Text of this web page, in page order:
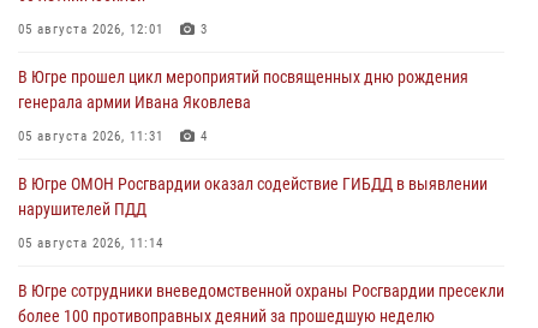
05 августа 2026, 12:01 3
В Югре прошел цикл мероприятий посвященных дню рождения
генерала армии Ивана Яковлева
05 августа 2026, 11:31 4
В Югре ОМОН Росгвардии оказал содействие ГИБДД в выявлении
нарушителей ПДД
05 августа 2026, 11:14
В Югре сотрудники вневедомственной охраны Росгвардии пресекли
более 100 противоправных деяний за прошедшую неделю